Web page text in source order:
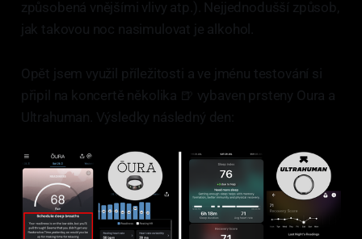
způsobená vnějšími vlivy atp.). Nejjednodušší způsob,
jak takovou noc nasimulovat je alkohol.
Opět jsem využil příležitosti a ve jménu testování si
připil na koncertě několika 🍺 vybaven prsteny Oura a
Ultrahuman. Výsledky následný den: